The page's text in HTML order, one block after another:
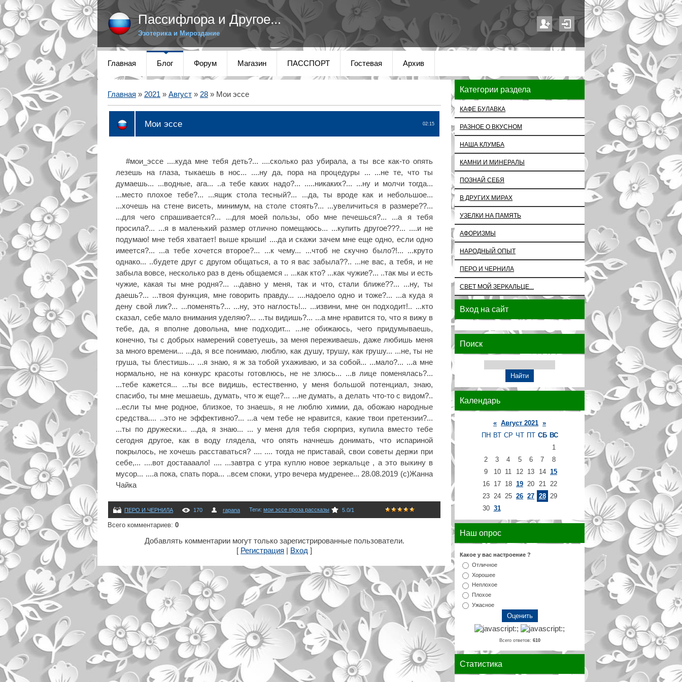
Пассифлора и Другое...
Эзотерика и Мироздание
Главная Блог Форум Магазин ПАССПОРТ Гостевая Архив
Главная » 2021 » Август » 28 » Мои эссе
02:15
Мои эссе
#мои_эссе ....куда мне тебя деть?... ....сколько раз убирала, а ты все как-то опять
лезешь на глаза, тыкаешь в нос... ....ну да, пора на процедуры ... ...не те, что ты
думаешь... ...водные, ага... ..а тебе каких надо?... .....никаких?... ...ну и молчи тогда...
...место плохое тебе?... ...ящик стола тесный?... ...да, ты вроде как и небольшое...
...хочешь на стене висеть, минимум, на столе стоять?... ...увеличиться в размере??...
...для чего спрашивается?... ...для моей пользы, обо мне печешься?... ...а я тебя
просила?... ...я в маленький размер отлично помещаюсь... ...купить другое???... ....и не
подумаю! мне тебя хватает! выше крыши! ....да и скажи зачем мне еще одно, если одно
имеется?... ...а тебе хочется второе?... ...к чему... ...чтоб не скучно было?!... ...круто
однако... ..будете друг с другом общаться, а то я вас забыла??.. ...не вас, а тебя, и не
забыла вовсе, несколько раз в день общаемся .. ...как кто? ...как чужие?... ..так мы и есть
чужие, какая ты мне родня?... ...давно у меня, так и что, стали ближе??... ...ну, ты
даешь?... ...твоя функция, мне говорить правду... ....надоело одно и тоже?... ...а куда я
дену свой лик?... ...поменять?... ...ну, это наглость!... ...извини, мне он подходит!.. ...кто
сказал, себе мало внимания уделяю?... ...ты видишь?... ...а мне нравится то, что я вижу в
тебе, да, я вполне довольна, мне подходит... ...не обижаюсь, чего придумываешь,
конечно, ты с добрых намерений советуешь, за меня переживаешь, даже любишь меня
за много времени... ...да, я все понимаю, люблю, как душу, трушу, как грушу... ...не, ты не
груша, ты блестишь... ...я знаю, я ж за тобой ухаживаю, и за собой... ...мало?... ...а мне
нормально, не на конкурс красоты готовлюсь, не не злюсь... ...в лице поменялась?...
...тебе кажется... ...ты все видишь, естественно, у меня большой потенциал, знаю,
спасибо, ты мне мешаешь, думать, что ж еще?... ...не думать, а делать что-то с видом?..
...если ты мне родное, близкое, то знаешь, я не люблю химии, да, обожаю народные
средства.... ..это не эффективно?... ...а чем тебе не нравится, какие твои претензии?...
...ты по дружески... ...да, я знаю... ... у меня для тебя сюрприз, купила вместо тебе
сегодня другое, как в воду глядела, что опять начнешь донимать, что испариной
покрылось, не хочешь расставаться? .... .... тогда не приставай, свои советы держи при
себе,... ....вот достаааало! .... ...завтра с утра куплю новое зеркальце , а это выкину в
мусор... ....а пока, спать пора... ..всем споки, утро вечера мудренее... 28.08.2019 (с)Жанна
Чайка
ПЕРО И ЧЕРНИЛА 170 rapana Теги: мои эссе проза рассказы 5.0/1
Всего комментариев: 0
Добавлять комментарии могут только зарегистрированные пользователи.
[ Регистрация Вход ]
Категории раздела
КАФЕ БУЛАВКА
РАЗНОЕ О ВКУСНОМ
НАША КЛУМБА
КАМНИ И МИНЕРАЛЫ
ПОЗНАЙ СЕБЯ
В ДРУГИХ МИРАХ
УЗЕЛКИ НА ПАМЯТЬ
АФОРИЗМЫ
НАРОДНЫЙ ОПЫТ
ПЕРО И ЧЕРНИЛА
СВЕТ МОЙ ЗЕРКАЛЬЦЕ...
Вход на сайт
Поиск
Календарь
« Август 2021 »
ПН ВТ СР ЧТ ПТ СБ ВС
1
2
3 4 5 6 7
8
9
10 11 12 13 14 15
16
17 18 19 20 21 22
23 24 25 26 27 28 29
30 31
Наш опрос
Какое у вас настроение ?
Отличное
Хорошее
Неплохое
Плохое
Ужасное
Всего ответов: 610
Статистика